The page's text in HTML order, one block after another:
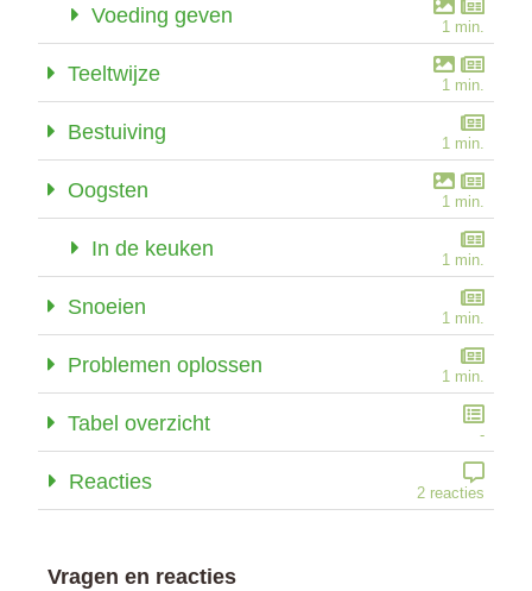
Voeding geven 1 min.
Teeltwijze 1 min.
Bestuiving 1 min.
Oogsten 1 min.
In de keuken 1 min.
Snoeien 1 min.
Problemen oplossen 1 min.
Tabel overzicht -
Reacties 2 reacties
Vragen en reacties